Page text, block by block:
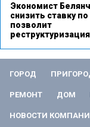
Экономист
снизить ставку
позволит
реструктуризация
ГОРОД
РЕМОНТ ДОМ
НОВОСТИ